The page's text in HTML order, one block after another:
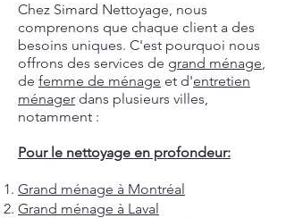
Chez Simard Nettoyage, nous
comprenons que chaque client a des
besoins uniques. C'est pourquoi nous
offrons des services de grand ménage,
de femme de ménage et d'entretien
ménager dans plusieurs villes,
notamment :
Pour le nettoyage en profondeur:
Grand ménage à Montréal
Grand ménage à Laval